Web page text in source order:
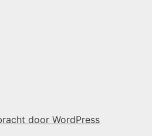
door WordPress